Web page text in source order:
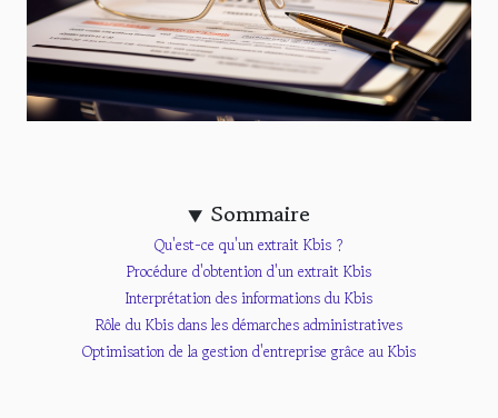
Sommaire
Qu'est-ce qu'un extrait Kbis ?
Procédure d'obtention d'un extrait Kbis
Interprétation des informations du Kbis
Rôle du Kbis dans les démarches administratives
Optimisation de la gestion d'entreprise grâce au Kbis